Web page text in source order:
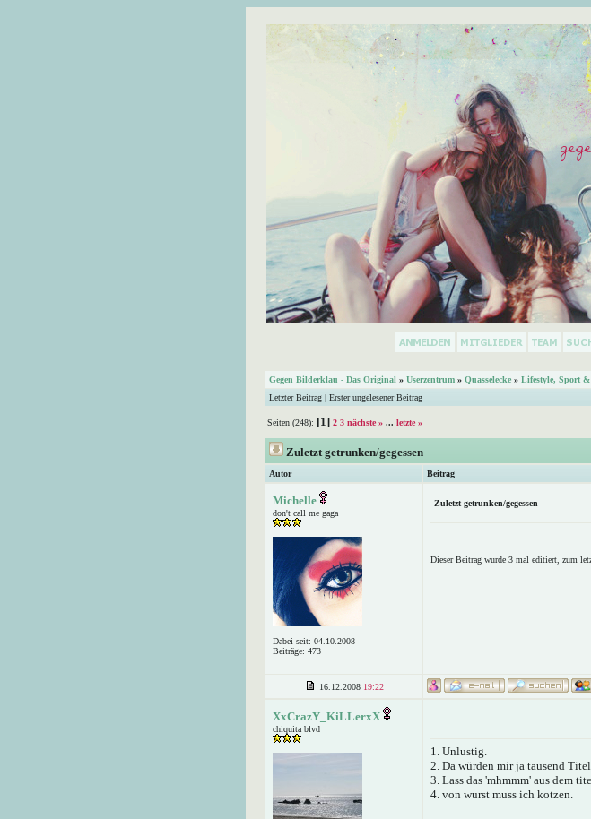
Gegen Bilderklau - Das Original » Userzentrum » Quasselecke » Lifestyle, Sport
Letzter Beitrag | Erster ungelesener Beitrag
Seiten (248): [1] 2 3 nächste » ... letzte »
Zuletzt getrunken/gegessen
Autor Beitrag
Michelle
don't call me gaga
Dabei seit: 04.10.2008
Beiträge: 473
Zuletzt getrunken/gegessen
Dieser Beitrag wurde 3 mal editiert, zum
16.12.2008 19:22
XxCrazY_KiLLerxX
chiquita blvd
1. Unlustig.
2. Da würden mir ja tausend
3. Lass das 'mhmmm' aus dem
4. von wurst muss ich kotzen.